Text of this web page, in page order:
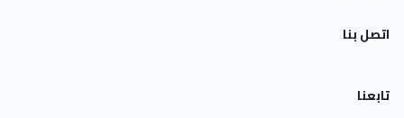
اتصل بنا
تابعنا